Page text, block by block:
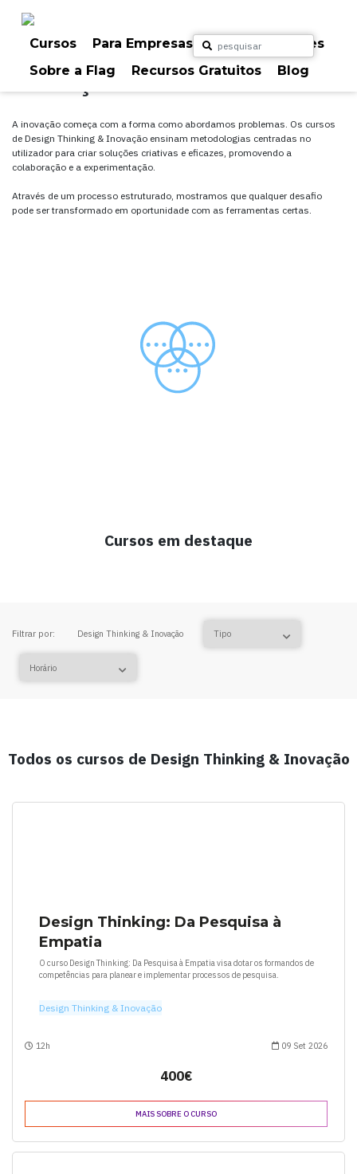
Cursos Para Empresas
Para Particulares
Sobre a Flag
Recursos Gratuitos Blog
Design Thinking &
Inovação
A inovação começa com a forma como abordamos problemas. Os cursos
de Design Thinking & Inovação ensinam metodologias centradas no
utilizador para criar soluções criativas e eficazes, promovendo a
colaboração e a experimentação.
Através de um processo estruturado, mostramos que qualquer desafio
pode ser transformado em oportunidade com as ferramentas certas.
Cursos em destaque
Filtrar por: Design Thinking & Inovação
Todos os cursos de Design Thinking & Inovação
Design Thinking: Da Pesquisa à
Empatia
O curso Design Thinking: Da Pesquisa à Empatia visa dotar os formandos de
competências para planear e implementar processos de pesquisa.
Design Thinking & Inovação
12h 09 Set 2026
400€
MAIS SOBRE O CURSO